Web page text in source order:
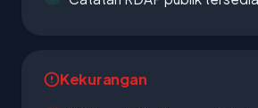
Kekurangan